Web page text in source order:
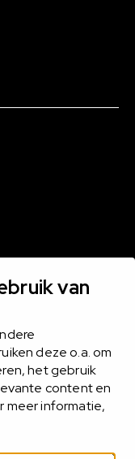
van
deze o.a. om
het gebruik
content en
meer informatie,
twee werelden